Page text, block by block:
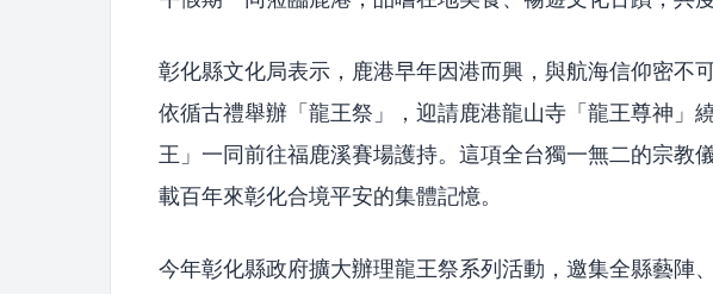
彰化縣文化局表示，鹿港早年因港而興，與航海信仰密不
依循古禮舉辦「龍王祭」，迎請鹿港龍山寺「龍王尊神」
王」一同前往福鹿溪賽場護持。這項全台獨一無二的宗教
載百年來彰化合境平安的集體記憶。
今年彰化縣政府擴大辦理龍王祭系列活動，邀集全縣藝陣